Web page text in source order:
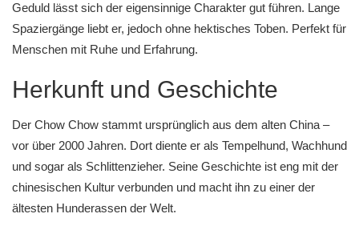
Geduld lässt sich der eigensinnige Charakter gut führen. Lange
Spaziergänge liebt er, jedoch ohne hektisches Toben. Perfekt für
Menschen mit Ruhe und Erfahrung.
Herkunft und Geschichte
Der Chow Chow stammt ursprünglich aus dem alten China –
vor über 2000 Jahren. Dort diente er als Tempelhund, Wachhund
und sogar als Schlittenzieher. Seine Geschichte ist eng mit der
chinesischen Kultur verbunden und macht ihn zu einer der
ältesten Hunderassen der Welt.